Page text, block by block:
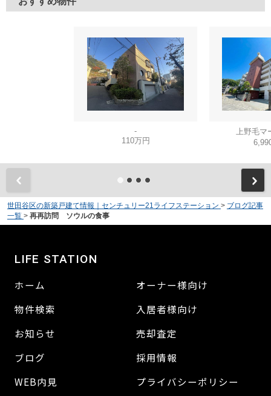
-
110万円
上野毛
世田谷区の新築戸建て情報｜センチュリー21ライフステーション > ブログ記事
一覧 > 再再訪問 ソウルの食事
LIFE STATION
ホーム
物件検索
お知らせ
ブログ
WEB内見
オーナー様向け
入居者様向け
売却査定
採用情報
プライバシーポリシー